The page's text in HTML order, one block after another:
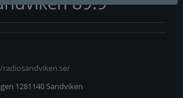
1281140 Sandviken